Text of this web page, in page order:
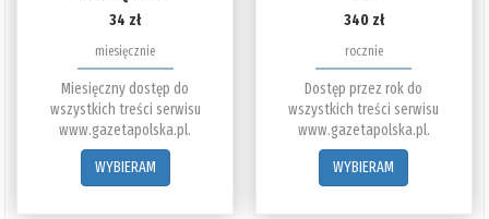
34 zł
miesięcznie
Miesięczny dostęp do
wszystkich treści serwisu
www.gazetapolska.pl.
WYBIERAM
340 zł
rocznie
Dostęp przez rok do
wszystkich treści serwisu
www.gazetapolska.pl.
WYBIERAM